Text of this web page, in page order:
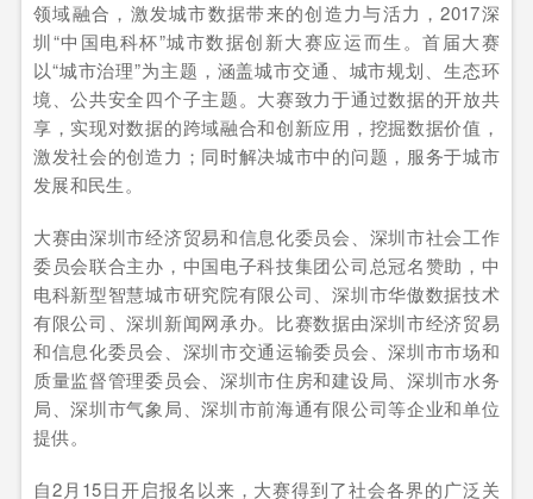
领域融合，激发城市数据带来的创造力与活力，2017深
圳“中国电科杯”城市数据创新大赛应运而生。首届大赛
以“城市治理”为主题，涵盖城市交通、城市规划、生态环
境、公共安全四个子主题。大赛致力于通过数据的开放共
享，实现对数据的跨域融合和创新应用，挖掘数据价值，
激发社会的创造力；同时解决城市中的问题，服务于城市
发展和民生。
大赛由深圳市经济贸易和信息化委员会、深圳市社会工作
委员会联合主办，中国电子科技集团公司总冠名赞助，中
电科新型智慧城市研究院有限公司、深圳市华傲数据技术
有限公司、深圳新闻网承办。比赛数据由深圳市经济贸易
和信息化委员会、深圳市交通运输委员会、深圳市市场和
质量监督管理委员会、深圳市住房和建设局、深圳市水务
局、深圳市气象局、深圳市前海通有限公司等企业和单位
提供。
自2月15日开启报名以来，大赛得到了社会各界的广泛关